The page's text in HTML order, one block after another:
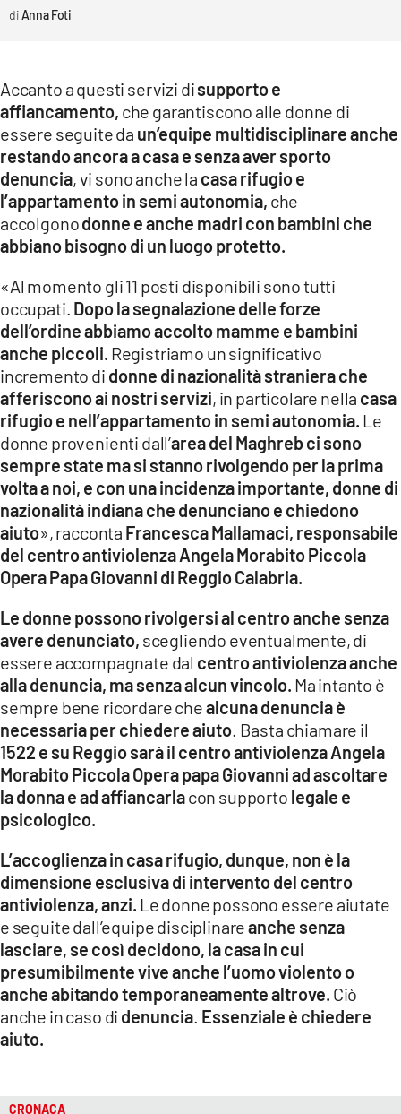
Anna Foti
Accanto a questi servizi disupporto e
affiancamento, che garantiscono alle donne di
essere seguite da un’equipe multidisciplinare anche
restando ancora a casa e senza aver sporto
denuncia, vi sono anche la casa rifugio e
l’appartamento in semi autonomia, che
accolgonodonne e anche madri con bambini che
abbiano bisogno di un luogo protetto.
«Al momento gli 11 posti disponibili sono tutti
occupati. Dopo la segnalazione delle forze
dell’ordine abbiamo accolto mamme e bambini
anche piccoli. Registriamo un significativo
incremento di donne di nazionalità straniera che
afferiscono ai nostri servizi, in particolare nella casa
rifugio e nell’appartamento in semi autonomia. Le
donne provenienti dall’area del Maghreb ci sono
sempre state ma si stanno rivolgendo per la prima
volta a noi, e con una incidenza importante, donne di
nazionalità indiana che denunciano e chiedono
aiuto», racconta Francesca Mallamaci, responsabile
del centro antiviolenza Angela Morabito Piccola
Opera Papa Giovanni di Reggio Calabria.
Le donne possono rivolgersi al centro anche senza
avere denunciato, scegliendo eventualmente, di
essere accompagnate dal centro antiviolenza anche
alla denuncia, ma senza alcun vincolo. Ma intanto è
sempre bene ricordare chealcuna denuncia è
necessaria per chiedere aiuto . Basta chiamare il
1522 e su Reggio sarà il centro antiviolenza Angela
Morabito Piccola Opera papa Giovanni ad ascoltare
la donna e ad affiancarlacon supporto legale e
psicologico.
L’accoglienza in casa rifugio, dunque, non è la
dimensione esclusiva di intervento del centro
antiviolenza, anzi. Le donne possono essere aiutate
e seguite dall’equipe disciplinareanche senza
lasciare, se così decidono, la casa in cui
presumibilmente vive anche l’uomo violento o
anche abitando temporaneamente altrove. Ciò
anche in caso di denuncia Essenziale è chiedere
aiuto.
CRONACA